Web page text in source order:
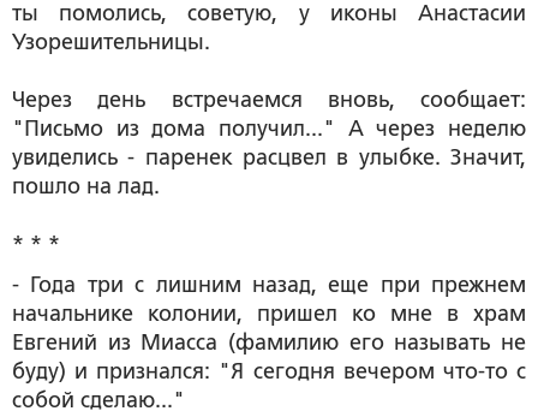
ты помолись, советую, у иконы Анастасии
Узорешительницы.
Через день встречаемся вновь, сообщает:
"Письмо из дома получил..." А через неделю
увиделись - паренек расцвел в улыбке. Значит,
пошло на лад.
* * *
- Года три с лишним назад, еще при прежнем
начальнике колонии, пришел ко мне в храм
Евгений из Миасса (фамилию его называть не
буду) и признался: "Я сегодня вечером что-то с
собой сделаю..."